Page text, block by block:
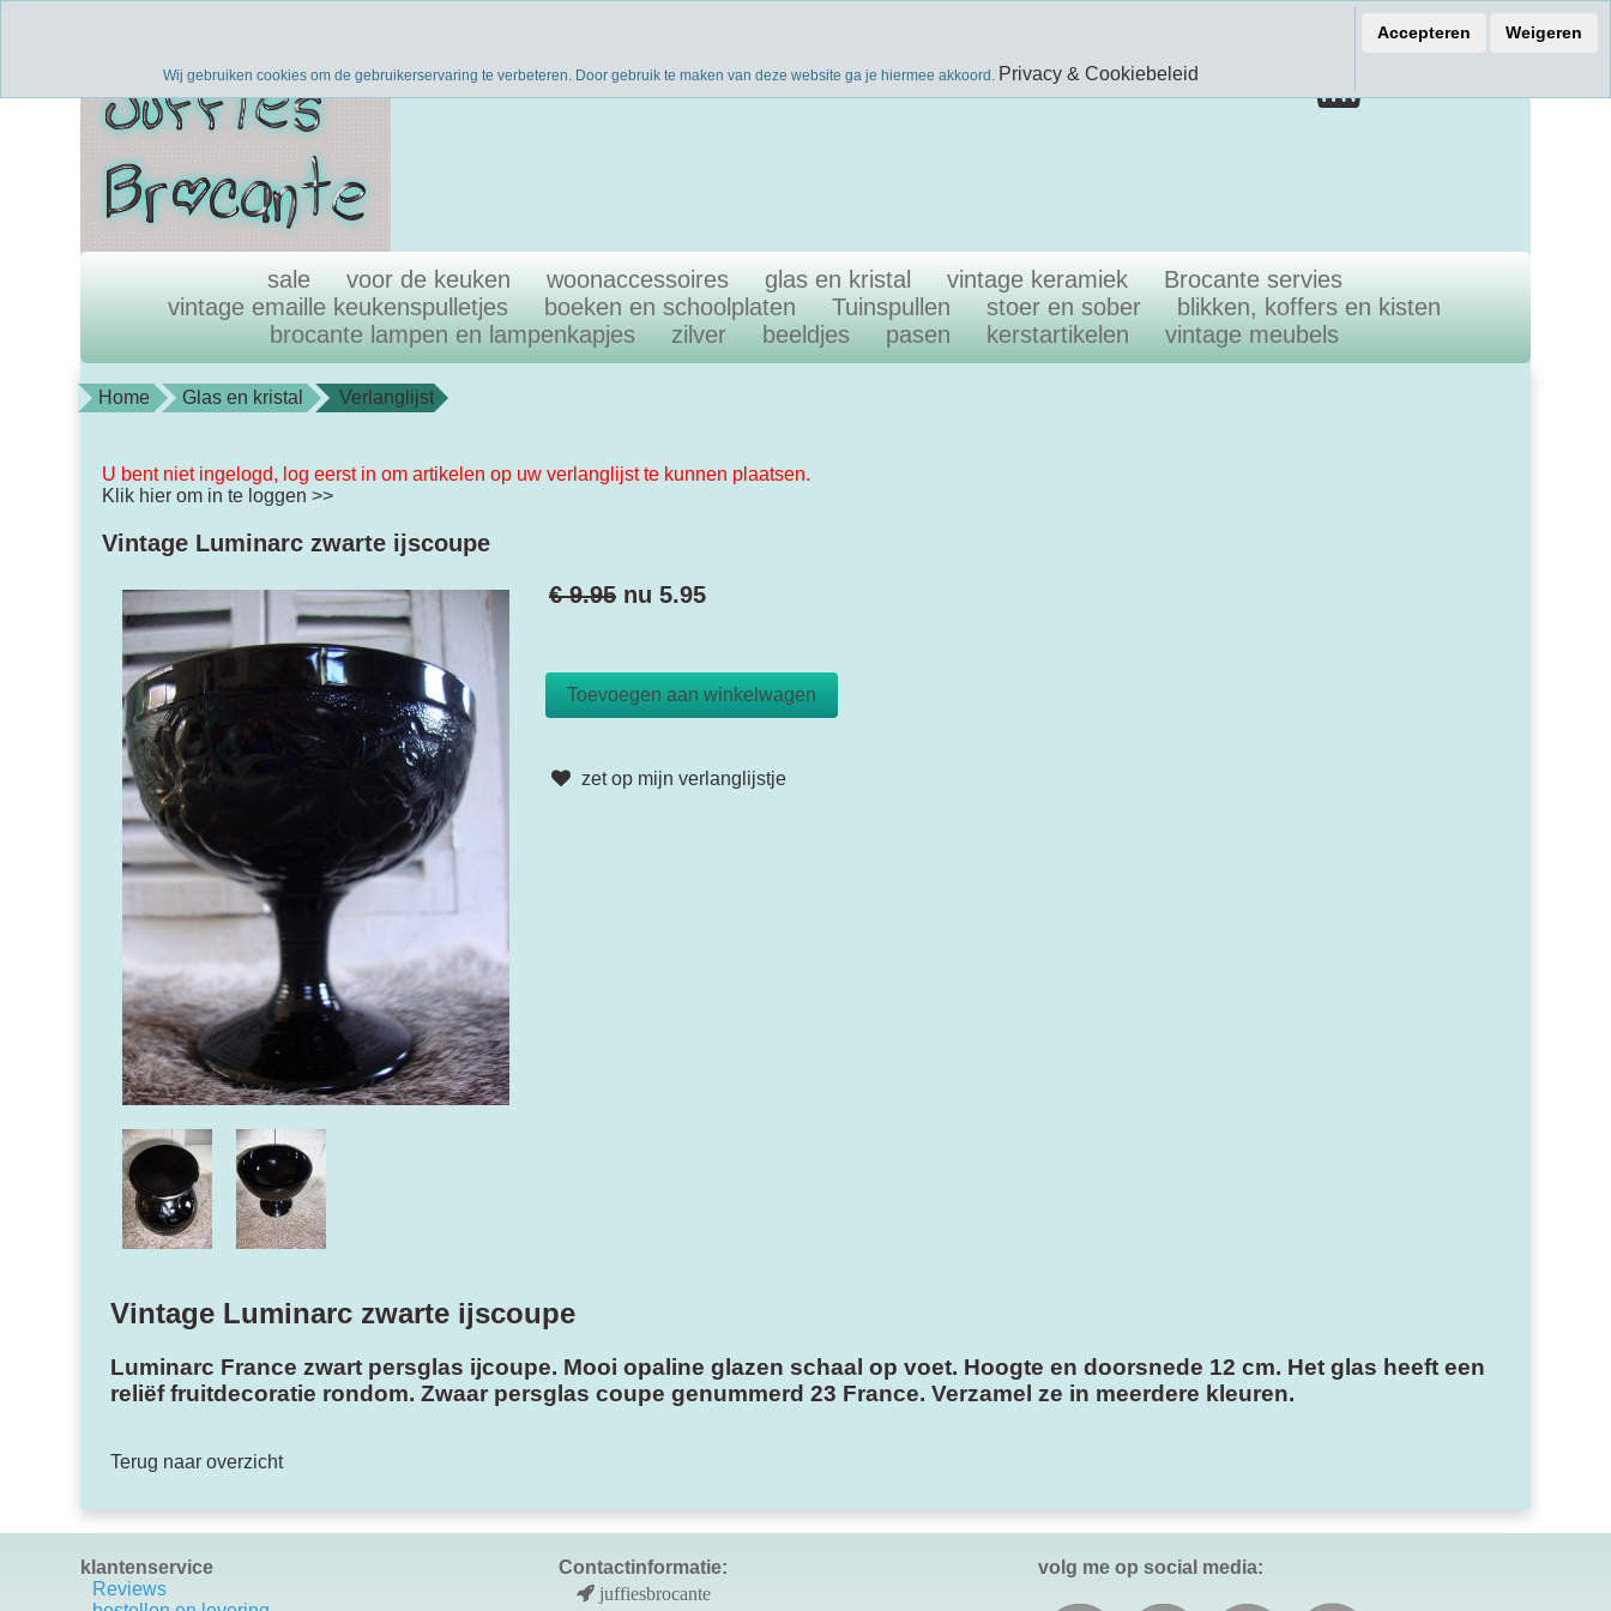
sale voor de keuken woonaccessoires glas en kristal vintage keramiek
Brocante servies
vintage emaille keukenspulletjes
boeken en schoolplaten Tuinspullen stoer en sober
blikken, koffers en kisten
brocante lampen en lampenkapjes
zilver beeldjes pasen kerstartikelen vintage meubels
Home Glas en kristal Verlanglijst
U bent niet ingelogd, log eerst in om artikelen op uw verlanglijst te kunnen plaatsen.
Klik hier om in te loggen >>
Vintage Luminarc zwarte ijscoupe
€ 9.95 nu 5.95
zet op mijn verlanglijstje
Vintage Luminarc zwarte ijscoupe
Luminarc France zwart persglas ijcoupe. Mooi opaline glazen schaal op voet. Hoogte en doorsnede 12 cm. Het glas heeft een
reliëf fruitdecoratie rondom. Zwaar persglas coupe genummerd 23 France. Verzamel ze in meerdere kleuren.
Terug naar overzicht
klantenservice
Reviews
Contactinformatie:
juffiesbrocante
volg me op social media:
Wij gebruiken cookies om de gebruikerservaring te verbeteren. Door gebruik te maken van deze website ga je hiermee akkoord. Privacy & Cookiebeleid
Accepteren Weigeren